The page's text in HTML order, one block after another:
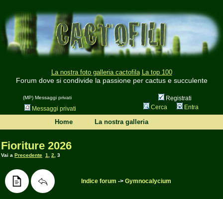
La nostra foto galleria cactofila La top 100
Forum dove si condivide la passione per cactus e succulente
(MP) Messaggi privati
Registrati
Messaggi privati
Cerca Entra
Home La nostra galleria
Fioriture 2026
Vai a Precedente 1 2 3
Indice forum -> Gymnocalycium